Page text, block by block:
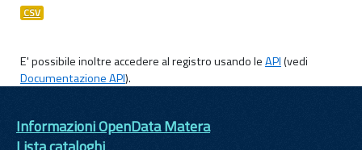
CSV
E' possibile inoltre accedere al registro usando leAPI(vedi
Documentazione API).
Informazioni OpenData Matera